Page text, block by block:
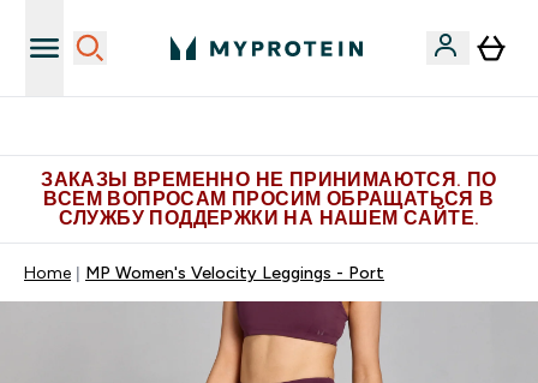
ЗАКАЗЫ ВРЕМЕННО НЕ ПРИНИМАЮТСЯ. ПО
ВСЕМ ВОПРОСАМ ПРОСИМ ОБРАЩАТЬСЯ В
СЛУЖБУ ПОДДЕРЖКИ НА НАШЕМ САЙТЕ.
Home MP Women's Velocity Leggings - Port